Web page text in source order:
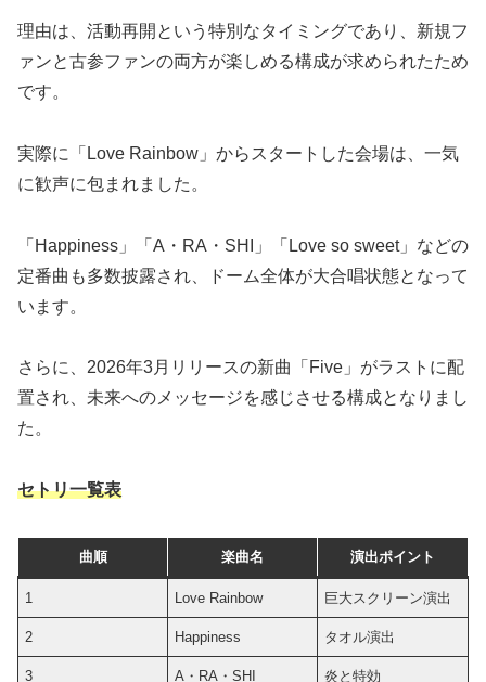
理由は、活動再開という特別なタイミングであり、新規フ
ァンと古参ファンの両方が楽しめる構成が求められたため
です。
実際に「Love Rainbow」からスタートした会場は、一気
に歓声に包まれました。
「Happiness」「A・RA・SHI」「Love so sweet」などの
定番曲も多数披露され、ドーム全体が大合唱状態となって
います。
さらに、2026年3月リリースの新曲「Five」がラストに配
置され、未来へのメッセージを感じさせる構成となりまし
た。
セトリ一覧表
曲順 楽曲名 演出ポイント
1 Love Rainbow 巨大スクリーン演出
2 Happiness タオル演出
3 A・RA・SHI 炎と特効